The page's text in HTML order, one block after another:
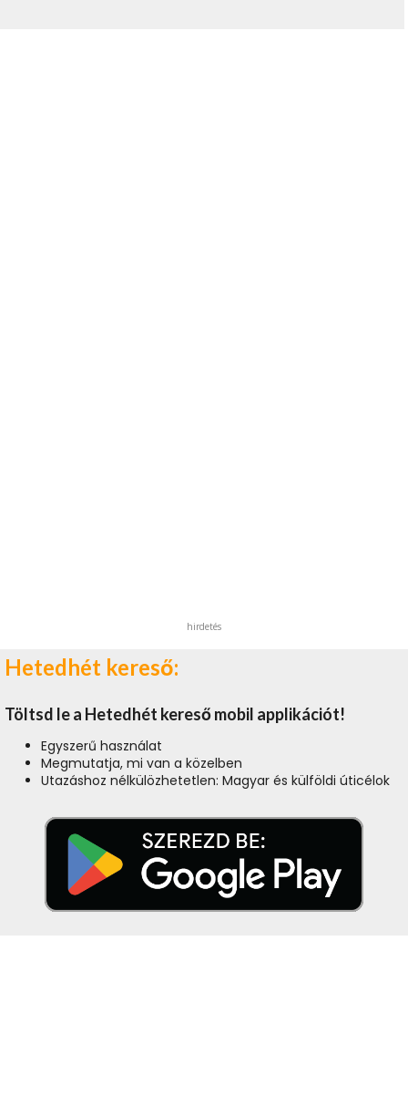
hirdetés
Hetedhét kereső:
Töltsd le a Hetedhét kereső mobil applikációt!
Egyszerű használat
Megmutatja, mi van a közelben
Utazáshoz nélkülözhetetlen: Magyar és külföldi úticélok